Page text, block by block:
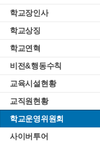
학교장인사
학교상징
학교연혁
비전&행동수칙
교육시설현황
교직원현황
학교운영위원회
사이버투어